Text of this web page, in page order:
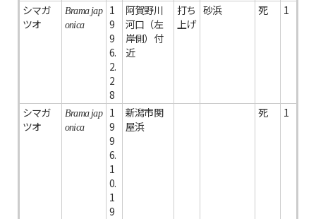
シマガ
ツオ
Brama jap
onica
1
9
9
6.
2.
2
8
阿賀野川
河口（左
岸側）付
近
打ち
上げ
砂浜 死 1
シマガ
ツオ
Brama jap
onica
1
9
9
6.
1
0.
1
9
新潟市関
屋浜
死 1